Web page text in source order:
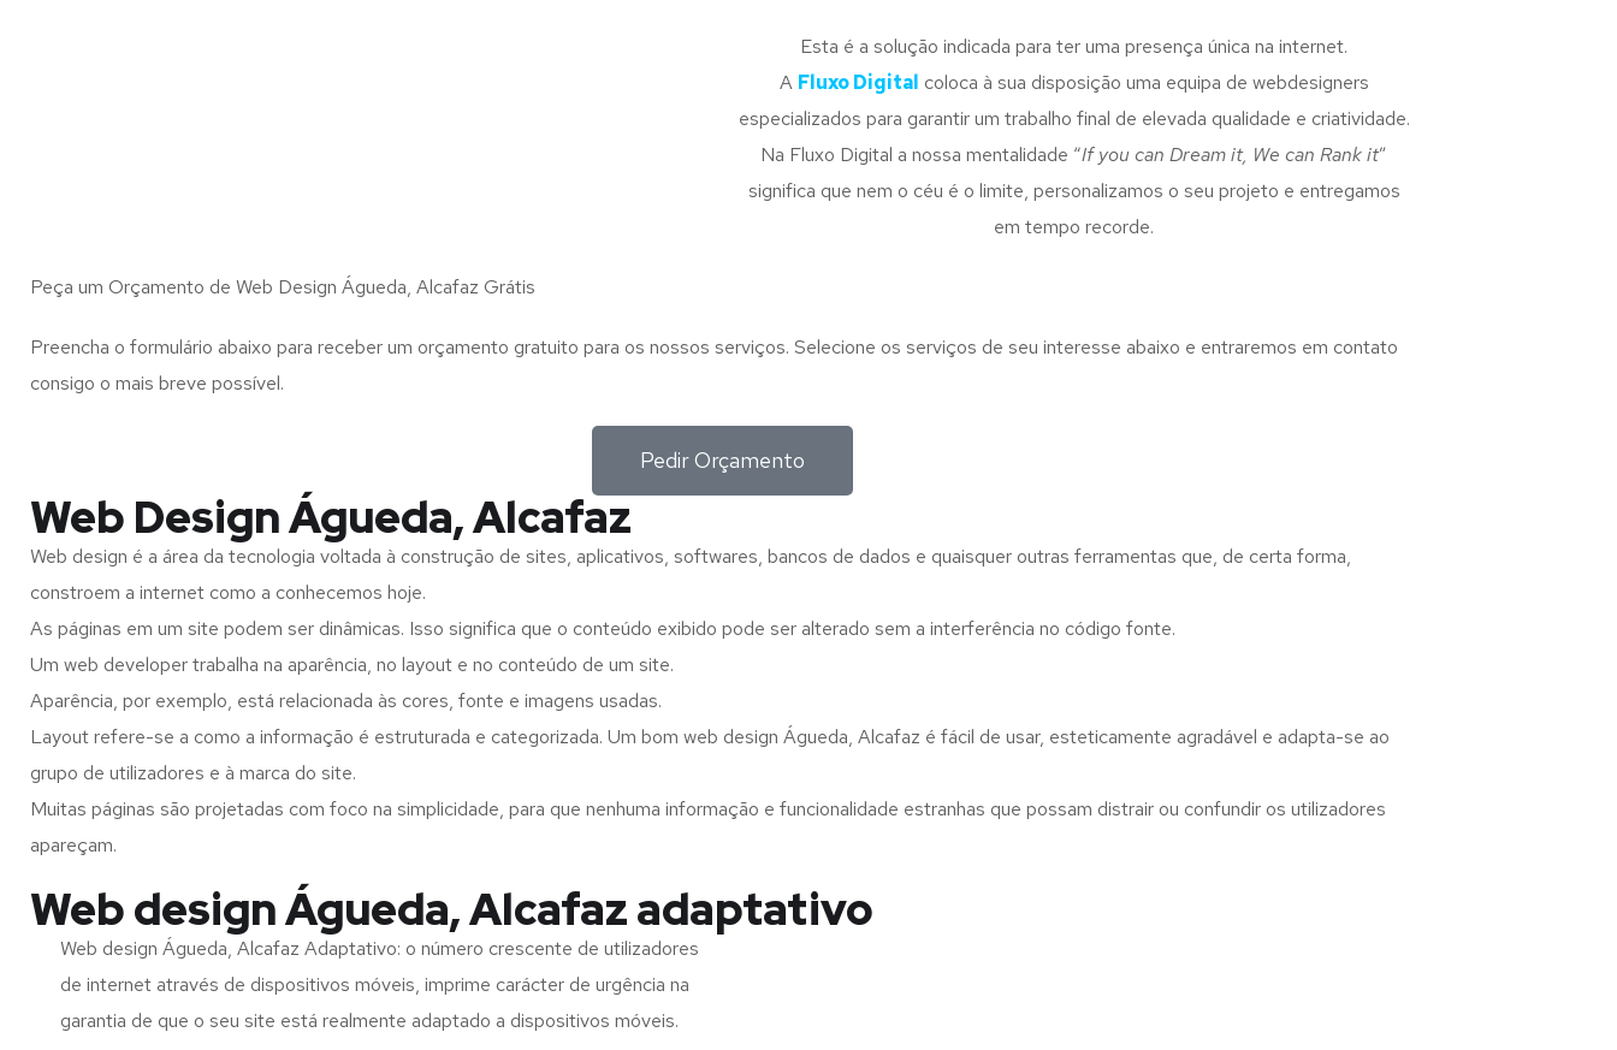
Esta é a solução indicada para ter uma presença única na internet.
A Fluxo Digital coloca à sua disposição uma equipa de webdesigners
especializados para garantir um trabalho final de elevada qualidade e criatividade.
Na Fluxo Digital a nossa mentalidade “If you can Dream it, We can Rank it”
significa que nem o céu é o limite, personalizamos o seu projeto e entregamos
em tempo recorde.
Peça um Orçamento de Web Design Águeda, Alcafaz Grátis
Preencha o formulário abaixo para receber um orçamento gratuito para os nossos serviços. Selecione os serviços de seu interesse abaixo e entraremos em contato
consigo o mais breve possível.
Pedir Orçamento
Web Design Águeda, Alcafaz
Web design é a área da tecnologia voltada à construção de sites, aplicativos, softwares, bancos de dados e quaisquer outras ferramentas que, de certa forma,
constroem a internet como a conhecemos hoje.
As páginas em um site podem ser dinâmicas. Isso significa que o conteúdo exibido pode ser alterado sem a interferência no código fonte.
Um web developer trabalha na aparência, no layout e no conteúdo de um site.
Aparência, por exemplo, está relacionada às cores, fonte e imagens usadas.
Layout refere-se a como a informação é estruturada e categorizada. Um bom web design Águeda, Alcafaz é fácil de usar, esteticamente agradável e adapta-se ao
grupo de utilizadores e à marca do site.
Muitas páginas são projetadas com foco na simplicidade, para que nenhuma informação e funcionalidade estranhas que possam distrair ou confundir os utilizadores
apareçam.
Web design Águeda, Alcafaz adaptativo
Web design Águeda, Alcafaz Adaptativo: o número crescente de utilizadores
de internet através de dispositivos móveis, imprime carácter de urgência na
garantia de que o seu site está realmente adaptado a dispositivos móveis.